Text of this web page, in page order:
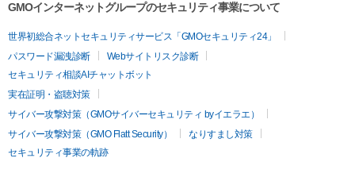
GMOインターネットグループのセキュリティ事業について
世界初総合ネットセキュリティサービス「GMOセキュリティ24」
パスワード漏洩診断
Webサイトリスク診断
セキュリティ相談AIチャットボット
実在証明・盗聴対策
サイバー攻撃対策（GMOサイバーセキュリティ byイエラエ）
サイバー攻撃対策（GMO Flatt Security）
なりすまし対策
セキュリティ事業の軌跡